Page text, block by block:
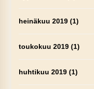
heinäkuu 2019(1)
toukokuu 2019(1)
huhtikuu 2019(1)